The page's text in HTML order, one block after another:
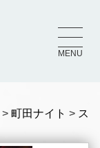
MENU
町田ナイト
ス